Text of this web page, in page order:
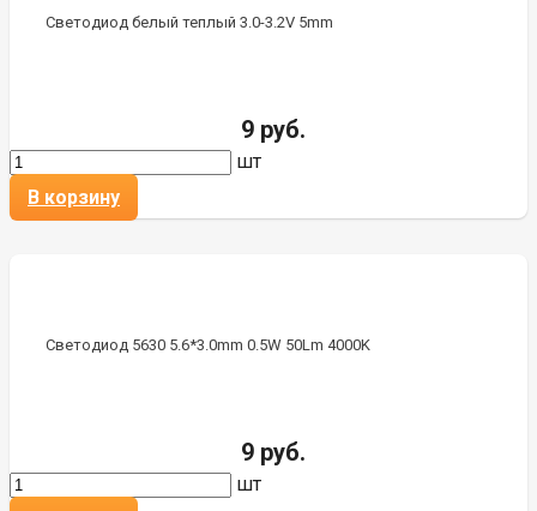
Светодиод белый теплый 3.0-3.2V 5mm
9 руб.
шт
В корзину
Светодиод 5630 5.6*3.0mm 0.5W 50Lm 4000K
9 руб.
шт